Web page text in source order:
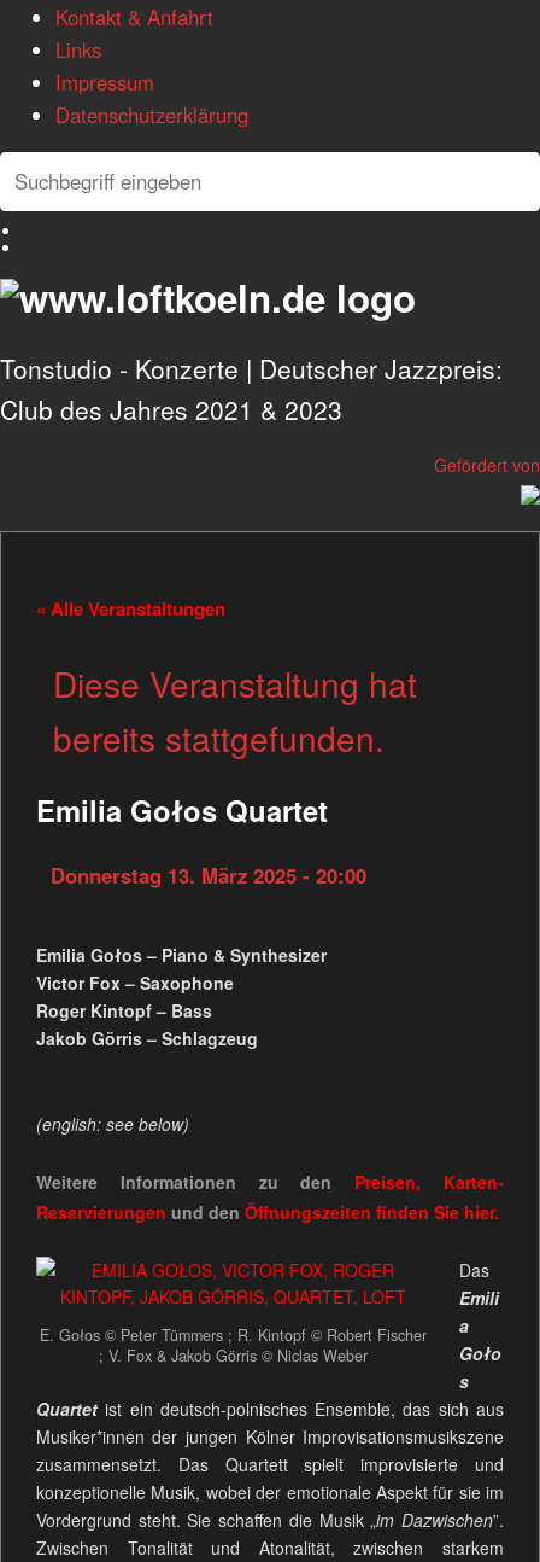
Kontakt & Anfahrt
Links
Impressum
Datenschutzerklärung
Search
Search
Tonstudio - Konzerte | Deutscher Jazzpreis:
Club des Jahres 2021 & 2023
Gefördert von
« Alle Veranstaltungen
Diese Veranstaltung hat
bereits stattgefunden.
Emilia Gołos Quartet
Donnerstag 13. März 2025 - 20:00
Emilia Gołos – Piano & Synthesizer
Victor Fox – Saxophone
Roger Kintopf – Bass
Jakob Görris – Schlagzeug
(english: see below)
Weitere Informationen zu den Preisen, Karten-
Reservierungen und den Öffnungszeiten finden Sie hier.
E. Gołos © Peter Tümmers ; R. Kintopf © Robert Fischer
; V. Fox & Jakob Görris © Niclas Weber
Das
Emili
a
Goło
s
Quartet ist ein deutsch-polnisches Ensemble, das sich aus
Musiker*innen der jungen Kölner Improvisationsmusikszene
zusammensetzt. Das Quartett spielt improvisierte und
konzeptionelle Musik, wobei der emotionale Aspekt für sie im
Vordergrund steht. Sie schaffen die Musik „im Dazwischen”.
Zwischen Tonalität und Atonalität, zwischen starkem